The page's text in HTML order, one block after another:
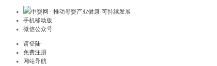
中婴网 - 推动母婴产业健康·可持续发展
手机移动版
微信公众号
请登陆
免费注册
网站导航